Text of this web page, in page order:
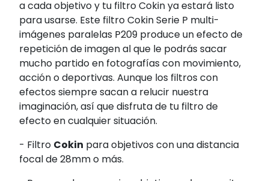
a cada objetivo y tu filtro Cokin ya estará listo
para usarse. Este filtro Cokin Serie P multi-
imágenes paralelas P209 produce un efecto de
repetición de imagen al que le podrás sacar
mucho partido en fotografías con movimiento,
acción o deportivas. Aunque los filtros con
efectos siempre sacan a relucir nuestra
imaginación, así que disfruta de tu filtro de
efecto en cualquier situación.
- Filtro Cokin para objetivos con una distancia
focal de 28mm o más.